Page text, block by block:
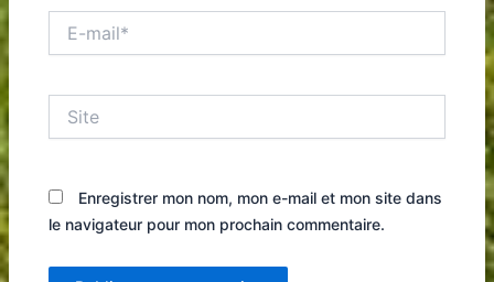
mail*
Enregistrer mon nom, mon e-mail et mon site dans
le navigateur pour mon prochain commentaire.